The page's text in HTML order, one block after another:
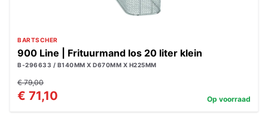
BARTSCHER
900 Line | Frituurmand los 20 liter klein
B-296633 / B140MM X D670MM X H225MM
€ 79,00
€ 71,10 Op voorraad